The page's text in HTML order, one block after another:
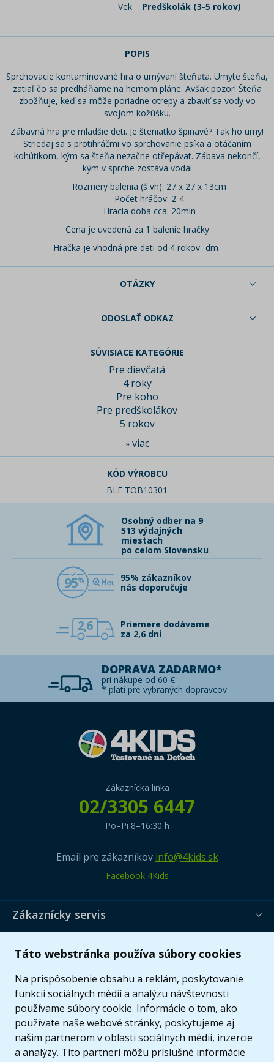
Táto webstránka používa súbory cookies
Na prispôsobenie obsahu a reklám, poskytovanie
funkcií sociálnych médií a analýzu návštevnosti
používame súbory cookie. Informácie o tom, ako
používate naše webové stránky, poskytujeme aj
našim partnerom v oblasti sociálnych médií, inzercie
a analýzy. Títo partneri môžu príslušné informácie
Vek
Predškolák (3-5 rokov)
POPIS
Sprchovacie kontaminované hra o umývaní šteňaťa. Umyte šteňa,
zatiaľ čo sa predháňame na hernom pláne. Avšak pozor! Šteňa
zbožňuje, keď sa môže poriadne otrepy a zbaviť sa vody vo
svojom kožúšku.
Zábavná hra pre mladšie deti. Je šteniatko špinavé? Tak ho umy!
Striedaj sa s protihráčmi vo sprchovanie psíka a otáčaním
kohútikom, kým sa šteňa nezačne otřepávat. Zábava nekončí,
kým v sprche zostáva voda!
Rozmery balenia (š vh): 27 x 27 x 13cm
Počet hráčov: 2-4
Hracia doba cca: 20min
Cena je uvedená za 1 balenie hračky
Hračka je vhodná pre deti od 4 rokov -dm-
OTÁZKY
ODOSLAŤ ODKAZ
SÚVISIACE KATEGÓRIE
Pre dievčatá
4 roky
Pre koho
Pre predškolákov
5 rokov
» viac
KÓD VÝROBCU
BLF TOB10301
Osobný odber na 9
513 výdajných
miestach
po celom Slovensku
95
95% zákazníkov
nás doporučuje
2,6
Priemere dodávame
za 2,6 dni
DOPRAVA ZADARMO*
pri nákupe od 60 €
* platí pre vybraných dopravcov
Zákaznícka linka
02/3305 6447
Po–Pi 8–16:30 h
Email pre zákazníkov info@4kids.sk
Facebook 4Kids
Zákaznícky servis